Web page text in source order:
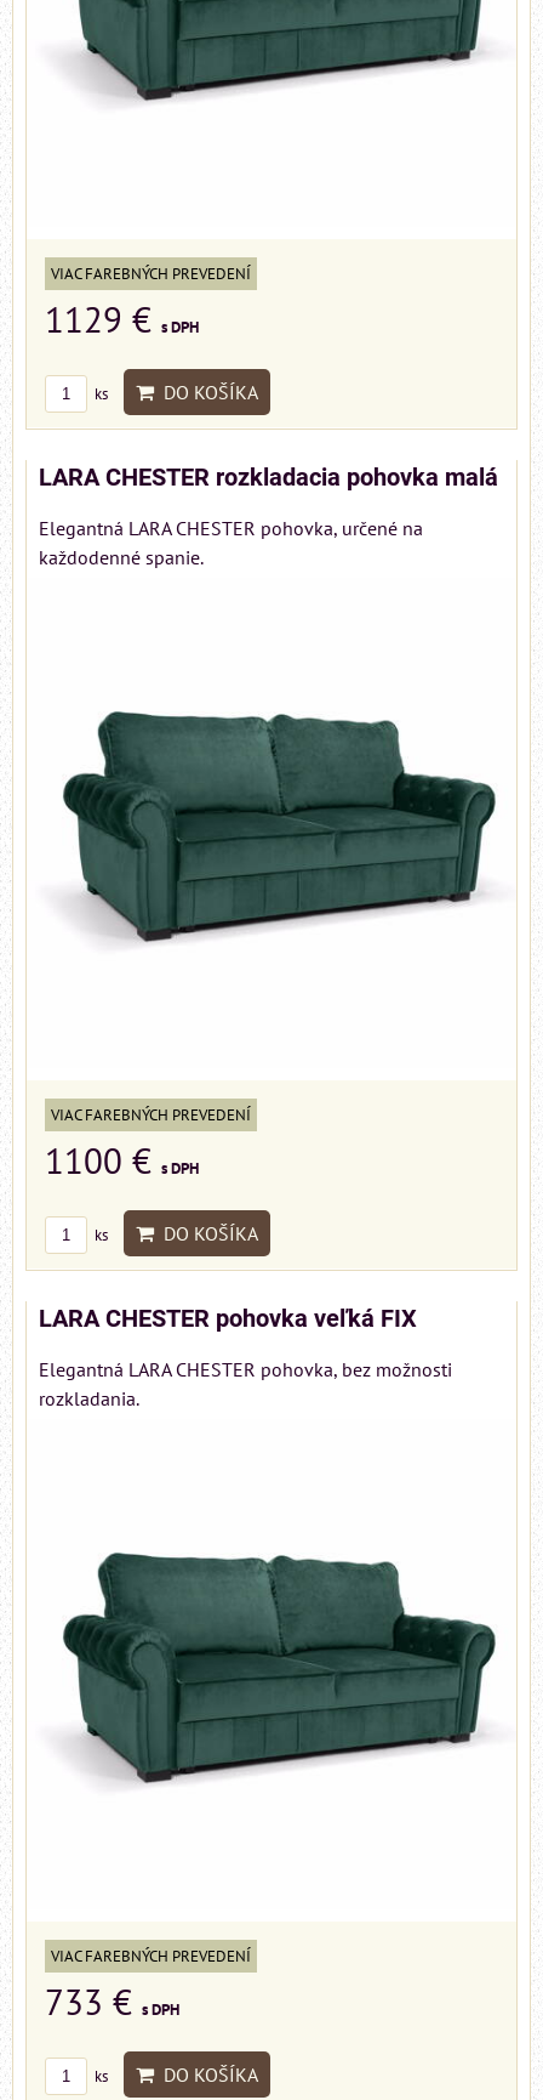
VIAC FAREBNÝCH PREVEDENÍ
1129 € s DPH
ks DO KOŠÍKA
LARA CHESTER rozkladacia pohovka malá
Elegantná LARA CHESTER pohovka, určené na
každodenné spanie.
VIAC FAREBNÝCH PREVEDENÍ
1100 € s DPH
ks DO KOŠÍKA
LARA CHESTER pohovka veľká FIX
Elegantná LARA CHESTER pohovka, bez možnosti
rozkladania.
VIAC FAREBNÝCH PREVEDENÍ
733 € s DPH
ks DO KOŠÍKA